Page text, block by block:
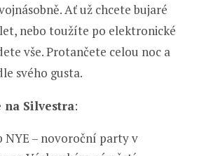
Ať už chcete bujaré
nebo toužíte po elektronické
vše. Protančete celou noc a
svého gusta.
na Silvestra:
NYE – novoroční party v